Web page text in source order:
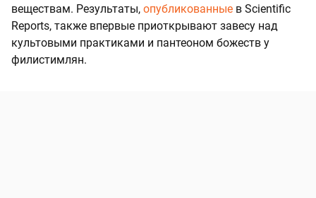
веществам. Результаты, опубликованные в Scientific
Reports, также впервые приоткрывают завесу над
культовыми практиками и пантеоном божеств у
филистимлян.